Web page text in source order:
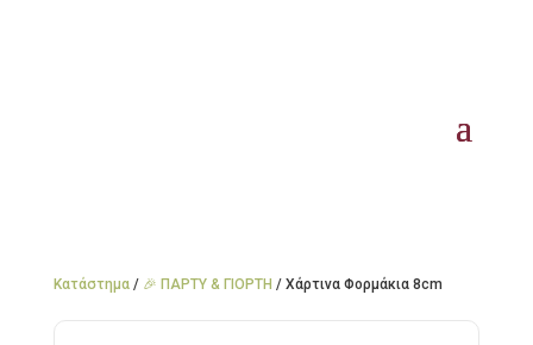
Κατάστημα/ 🎉 ΠΑΡΤΥ & ΓΙΟΡΤΗ / Χάρτινα Φορμάκια 8cm